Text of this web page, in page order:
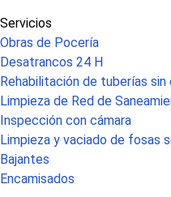
Servicios
Obras de Pocería
Desatrancos 24 H
Rehabilitación de tuberías sin
Limpieza de Red de
Inspección con cámara
Limpieza y vaciado de fosas
Bajantes
Encamisados